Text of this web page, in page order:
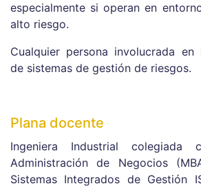
especialmente si operan en
alto riesgo.
Cualquier persona involucrada en
de sistemas de gestión de riesgos.
Plana docente
Ingeniera Industrial colegiada
Administración de Negocios
Sistemas Integrados de Gestión